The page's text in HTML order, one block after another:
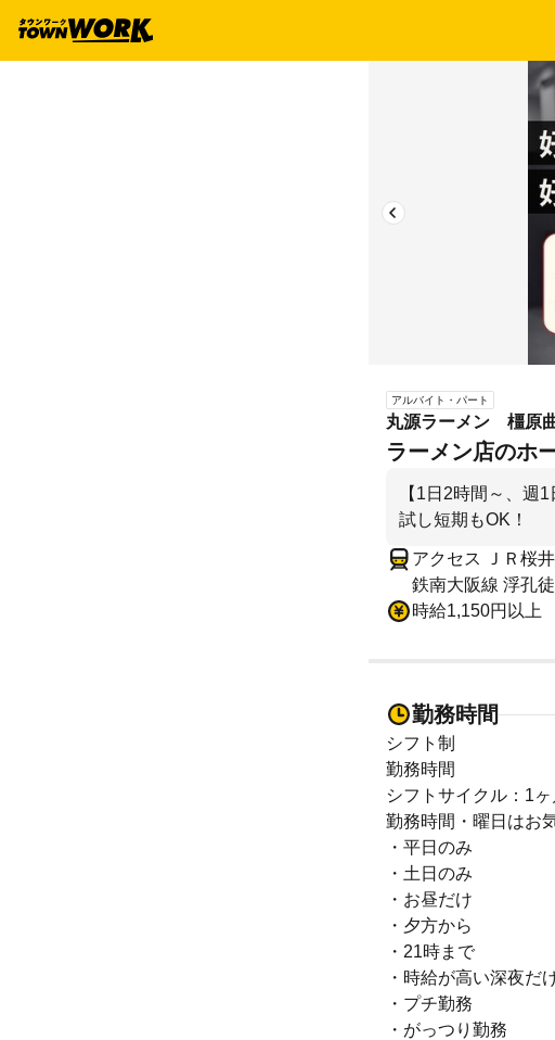
アルバイト・パート
丸源ラーメン 橿原
ラーメン店のホ
【1日2時間～、週
試し短期もOK！
アクセス ＪＲ桜
鉄南大阪線 浮孔
時給1,150円以上
勤務時間
シフト制
勤務時間
シフトサイクル：1ヶ
勤務時間・曜日はお
・平日のみ
・土日のみ
・お昼だけ
・夕方から
・21時まで
・時給が高い深夜だ
・プチ勤務
・がっつり勤務